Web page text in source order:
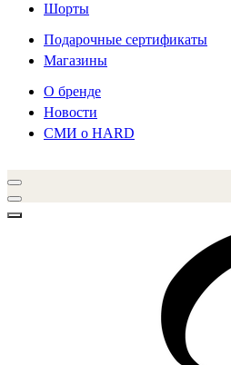
Шорты
Подарочные сертификаты
Магазины
О бренде
Новости
СМИ о HARD